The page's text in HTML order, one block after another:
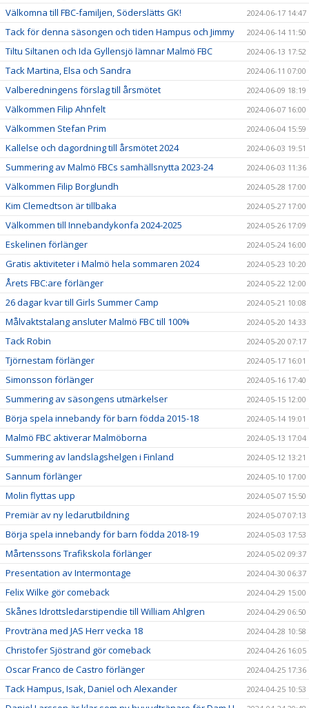
Välkomna till FBC-familjen, Söderslätts GK! 2024-06-17 14:47
Tack för denna säsongen och tiden Hampus och Jimmy 2024-06-14 11:50
Tiltu Siltanen och Ida Gyllensjö lämnar Malmö FBC 2024-06-13 17:52
Tack Martina, Elsa och Sandra 2024-06-11 07:00
Valberedningens förslag till årsmötet 2024-06-09 18:19
Välkommen Filip Ahnfelt 2024-06-07 16:00
Välkommen Stefan Prim 2024-06-04 15:59
Kallelse och dagordning till årsmötet 2024 2024-06-03 19:51
Summering av Malmö FBCs samhällsnytta 2023-24 2024-06-03 11:36
Välkommen Filip Borglundh 2024-05-28 17:00
Kim Clemedtson är tillbaka 2024-05-27 17:00
Välkommen till Innebandykonfa 2024-2025 2024-05-26 17:09
Eskelinen förlänger 2024-05-24 16:00
Gratis aktiviteter i Malmö hela sommaren 2024 2024-05-23 10:20
Årets FBC:are förlänger 2024-05-22 12:00
26 dagar kvar till Girls Summer Camp 2024-05-21 10:08
Målvaktstalang ansluter Malmö FBC till 100% 2024-05-20 14:33
Tack Robin 2024-05-20 07:17
Tjörnestam förlänger 2024-05-17 16:01
Simonsson förlänger 2024-05-16 17:40
Summering av säsongens utmärkelser 2024-05-15 12:00
Börja spela innebandy för barn födda 2015-18 2024-05-14 19:01
Malmö FBC aktiverar Malmöborna 2024-05-13 17:04
Summering av landslagshelgen i Finland 2024-05-12 13:21
Sannum förlänger 2024-05-10 17:00
Molin flyttas upp 2024-05-07 15:50
Premiär av ny ledarutbildning 2024-05-07 07:13
Börja spela innebandy för barn födda 2018-19 2024-05-03 17:53
Mårtenssons Trafikskola förlänger 2024-05-02 09:37
Presentation av Intermontage 2024-04-30 06:37
Felix Wilke gör comeback 2024-04-29 15:00
Skånes Idrottsledarstipendie till William Ahlgren 2024-04-29 06:50
Provträna med JAS Herr vecka 18 2024-04-28 10:58
Christofer Sjöstrand gör comeback 2024-04-26 16:05
Oscar Franco de Castro förlänger 2024-04-25 17:36
Tack Hampus, Isak, Daniel och Alexander 2024-04-25 10:53